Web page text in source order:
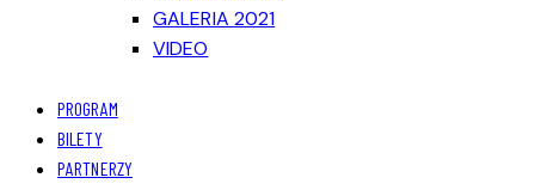
GALERIA 2021
VIDEO
PROGRAM
BILETY
PARTNERZY